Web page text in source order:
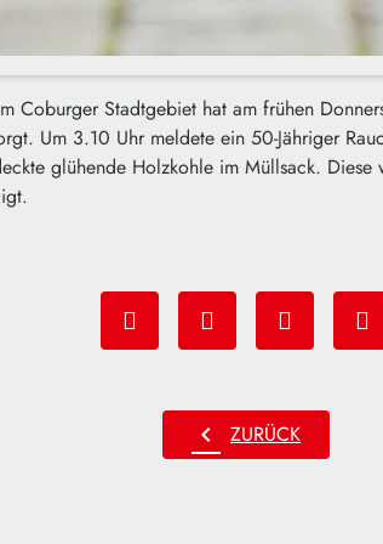
Coburger Stadtgebiet hat am frühen
Um 3.10 Uhr meldete ein 50-Jähriger
glühende Holzkohle im Müllsack.
chevron_left ZURÜCK